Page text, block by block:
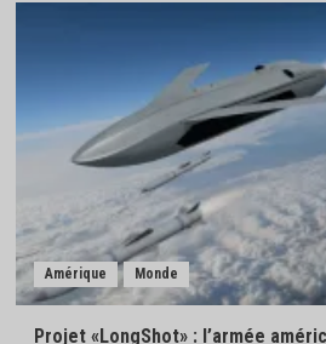
Amérique Monde
Projet «LongShot» : l’armée